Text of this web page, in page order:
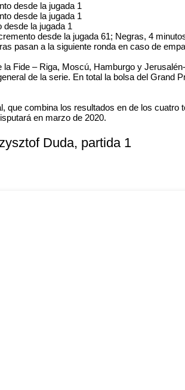
desde la jugada 1
desde la jugada 1
la jugada 1
desde la jugada 61; Negras, 4
pasan a la siguiente ronda en caso de
Fide – Riga, Moscú, Hamburgo y
de la serie. En total la bolsa del Grand
que combina los resultados en de los cuatro
en marzo de 2020.
Duda, partida 1